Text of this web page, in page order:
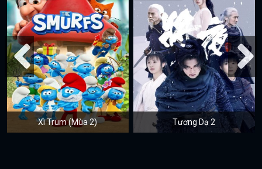
Xì Trum (Mùa 2) Tương Dạ 2